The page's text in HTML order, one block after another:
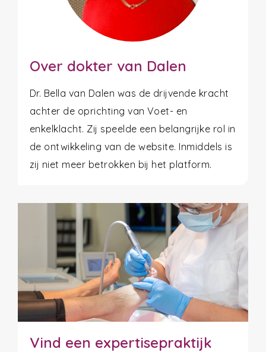
Over dokter van Dalen
Dr. Bella van Dalen was de drijvende kracht
achter de oprichting van Voet- en
enkelklacht. Zij speelde een belangrijke rol in
de ontwikkeling van de website. Inmiddels is
zij niet meer betrokken bij het platform.
Vind een expertisepraktijk